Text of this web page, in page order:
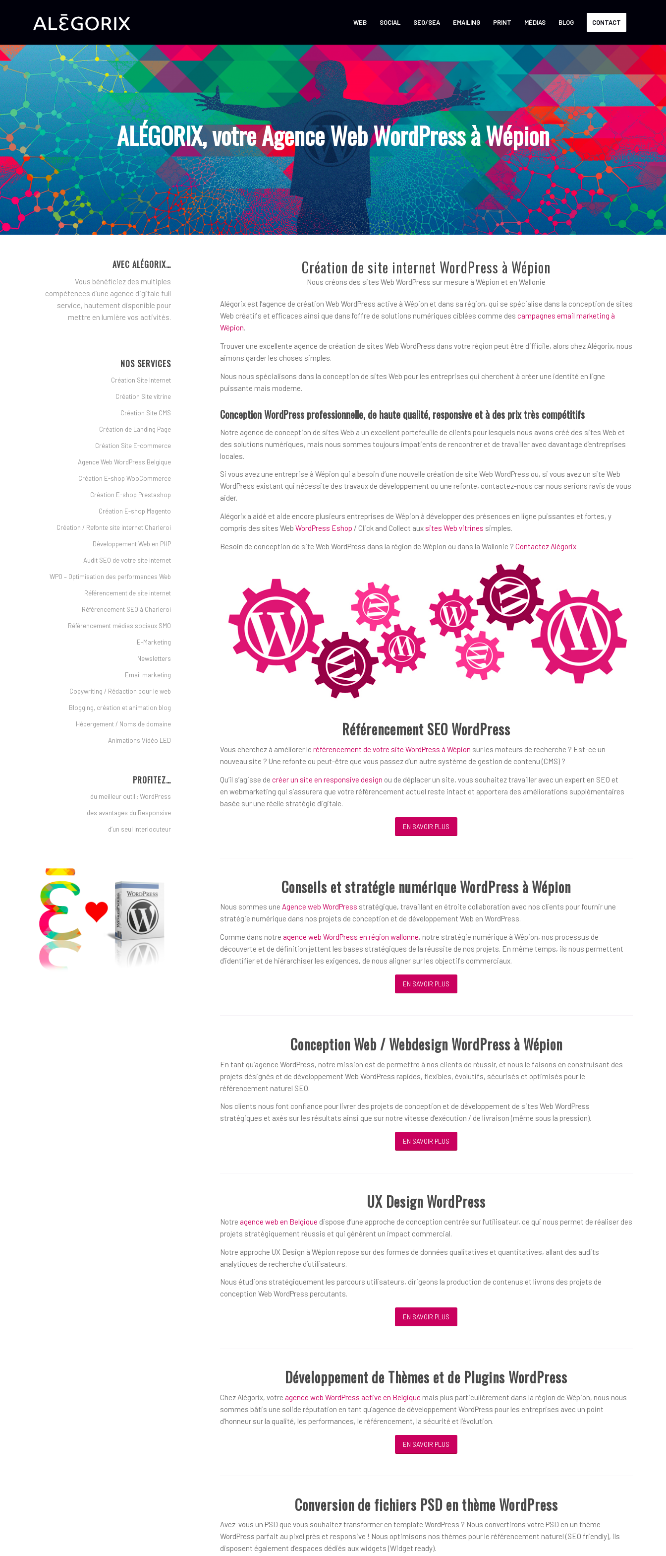
WEB SOCIAL SEO/SEA EMAILING PRINT MÉDIAS BLOG CONTACT
ALÉGORIX, votre Agence Web WordPress à Wépion
Création de site internet WordPress à Wépion
Nous créons des sites Web WordPress sur mesure à Wépion et en Wallonie
Alégorix est l’agence de création Web WordPress active à Wépion et dans sa région, qui se spécialise dans la conception de sites
Web créatifs et efficaces ainsi que dans l’offre de solutions numériques ciblées comme des campagnes email marketing à
Wépion.
Trouver une excellente agence de création de sites Web WordPress dans votre région peut être difficile, alors chez Alégorix, nous
aimons garder les choses simples.
Nous nous spécialisons dans la conception de sites Web pour les entreprises qui cherchent à créer une identité en ligne
puissante mais moderne.
Conception WordPress professionnelle, de haute qualité, responsive et à des prix très compétitifs
Notre agence de conception de sites Web a un excellent portefeuille de clients pour lesquels nous avons créé des sites Web et
des solutions numériques, mais nous sommes toujours impatients de rencontrer et de travailler avec davantage d’entreprises
locales.
Si vous avez une entreprise à Wépion qui a besoin d’une nouvelle création de site Web WordPress ou, si vous avez un site Web
WordPress existant qui nécessite des travaux de développement ou une refonte, contactez-nous car nous serions ravis de vous
aider.
Alégorix a aidé et aide encore plusieurs entreprises de Wépion à développer des présences en ligne puissantes et fortes, y
compris des sites Web WordPress Eshop / Click and Collect aux sites Web vitrines simples.
Besoin de conception de site Web WordPress dans la région de Wépion ou dans la Wallonie ? Contactez Alégorix
Référencement SEO WordPress
Vous cherchez à améliorer le référencement de votre site WordPress à Wépion sur les moteurs de recherche ? Est-ce un
nouveau site ? Une refonte ou peut-être que vous passez d’un autre système de gestion de contenu (CMS) ?
Qu’il s’agisse de créer un site en responsive design ou de déplacer un site, vous souhaitez travailler avec un expert en SEO et
en webmarketing qui s’assurera que votre référencement actuel reste intact et apportera des améliorations supplémentaires
basée sur une réelle stratégie digitale.
EN SAVOIR PLUS
Conseils et stratégie numérique WordPress à Wépion
Nous sommes une Agence web WordPress stratégique, travaillant en étroite collaboration avec nos clients pour fournir une
stratégie numérique dans nos projets de conception et de développement Web en WordPress.
Comme dans notre agence web WordPress en région wallonne, notre stratégie numérique à Wépion, nos processus de
découverte et de définition jettent les bases stratégiques de la réussite de nos projets. En même temps, ils nous permettent
d’identifier et de hiérarchiser les exigences, de nous aligner sur les objectifs commerciaux.
EN SAVOIR PLUS
Conception Web / Webdesign WordPress à Wépion
En tant qu’agence WordPress, notre mission est de permettre à nos clients de réussir, et nous le faisons en construisant des
projets désignés et de développement Web WordPress rapides, flexibles, évolutifs, sécurisés et optimisés pour le
référencement naturel SEO.
Nos clients nous font confiance pour livrer des projets de conception et de développement de sites Web WordPress
stratégiques et axés sur les résultats ainsi que sur notre vitesse d’exécution / de livraison (même sous la pression).
EN SAVOIR PLUS
UX Design WordPress
Notre agence web en Belgique dispose d’une approche de conception centrée sur l’utilisateur, ce qui nous permet de réaliser des
projets stratégiquement réussis et qui génèrent un impact commercial.
Notre approche UX Design à Wépion repose sur des formes de données qualitatives et quantitatives, allant des audits
analytiques de recherche d’utilisateurs.
Nous étudions stratégiquement les parcours utilisateurs, dirigeons la production de contenus et livrons des projets de
conception Web WordPress percutants.
EN SAVOIR PLUS
Développement de Thèmes et de Plugins WordPress
Chez Alégorix, votre agence web WordPress active en Belgique mais plus particulièrement dans la région de Wépion, nous nous
sommes bâtis une solide réputation en tant qu’agence de développement WordPress pour les entreprises avec un point
d’honneur sur la qualité, les performances, le référencement, la sécurité et l’évolution.
EN SAVOIR PLUS
Conversion de fichiers PSD en thème WordPress
Avez-vous un PSD que vous souhaitez transformer en template WordPress ? Nous convertirons votre PSD en un thème
WordPress parfait au pixel près et responsive ! Nous optimisons nos thèmes pour le référencement naturel (SEO friendly), ils
disposent également d’espaces dédiés aux widgets (Widget ready).
AVEC ALÉGORIX…
Vous bénéficiez des multiples
compétences d’une agence digitale full
service, hautement disponible pour
mettre en lumière vos activités.
NOS SERVICES
Création Site Internet
Création Site vitrine
Création Site CMS
Création de Landing Page
Création Site E-commerce
Agence Web WordPress Belgique
Création E-shop WooCommerce
Création E-shop Prestashop
Création E-shop Magento
Création / Refonte site internet Charleroi
Développement Web en PHP
Audit SEO de votre site internet
WPO – Optimisation des performances Web
Référencement de site internet
Référencement SEO à Charleroi
Référencement médias sociaux SMO
E-Marketing
Newsletters
Email marketing
Copywriting / Rédaction pour le web
Blogging, création et animation blog
Hébergement / Noms de domaine
Animations Vidéo LED
PROFITEZ…
du meilleur outil : WordPress
des avantages du Responsive
d’un seul interlocuteur